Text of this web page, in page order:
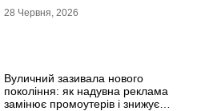
28 Червня, 2026
Вуличний зазивала нового
покоління: як надувна реклама
замінює промоутерів і знижує